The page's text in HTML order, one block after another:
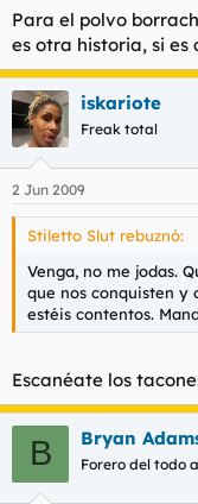
Para el polvo
es otra historia, si es
iskariote
Freak total
2 Jun 2009
Stiletto Slut rebuznó:
Venga, no me jodas.
que nos conquisten y
estéis contentos.
Escanéate los
B Bryan
Forero del todo